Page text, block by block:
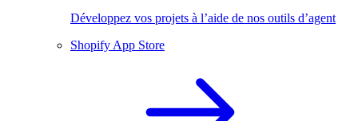
Développez vos projets à l’aide de nos outils d’agent
Shopify App Store